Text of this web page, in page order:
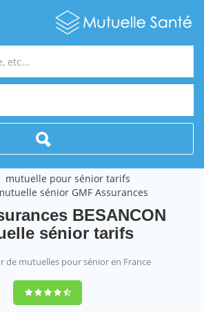
mutuelle pour sénior tarifs
sénior GMF Assurances
BESANCON
sénior tarifs
de mutuelles pour sénior en France